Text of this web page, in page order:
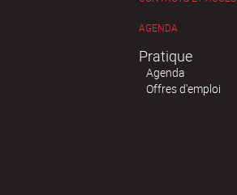
AGENDA
Pratique
Agenda
Offres d'emploi